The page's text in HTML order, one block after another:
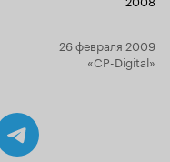
26 февраля 2009
«CP-Digital»